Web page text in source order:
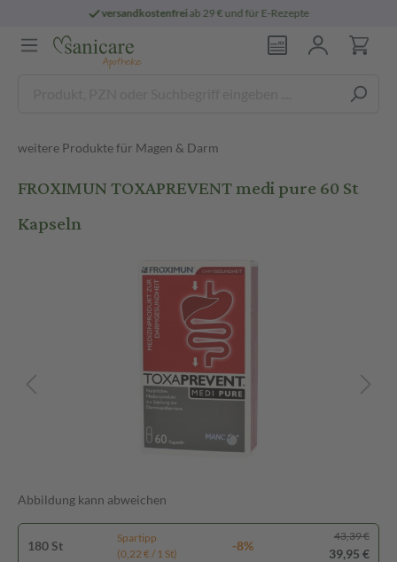
ab 29 € und für E-Rezepte
weitere Produkte für Magen & Darm
FROXIMUN TOXAPREVENT medi pure 60 St
Kapseln
Abbildung kann abweichen
180 St
Spartipp
(0,22 € / 1 St)
-8%
43,39 €
39,95 €